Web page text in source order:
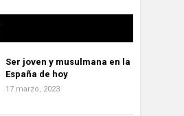
Ser joven y musulmana en la
España de hoy
17 marzo, 2023